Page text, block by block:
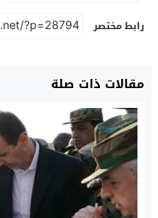
رابط مختصر
مقالات ذات صلة